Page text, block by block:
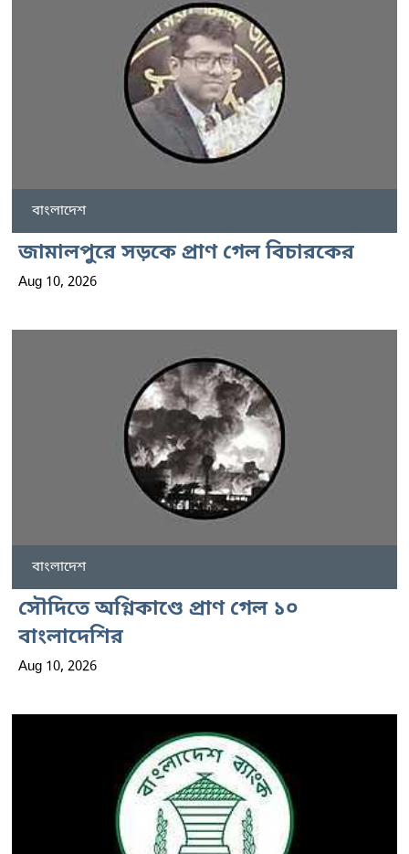
বাংলাদেশ
জামালপুরে সড়কে প্রাণ গেল বিচারকের
Aug 10, 2026
বাংলাদেশ
সৌদিতে অগ্নিকাণ্ডে প্রাণ গেল ১০
বাংলাদেশির
Aug 10, 2026